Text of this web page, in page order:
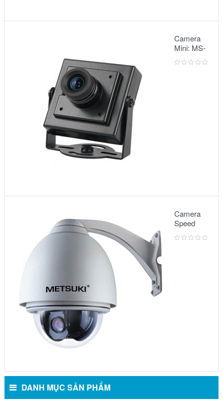
Camera
Mini: MS-
5068
Camera
Speed
Dome:
Model
DANH MỤC SẢN PHẨM